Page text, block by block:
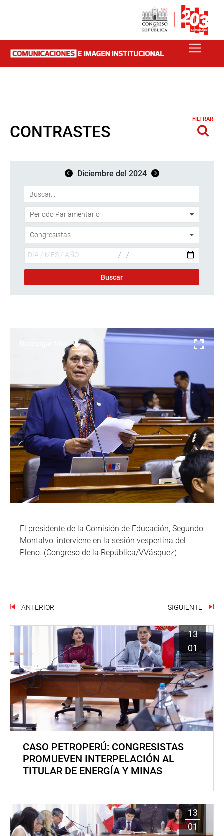
CONTRASTES
FILTRAR
Diciembre del 2024
El presidente de la Comisión de Educación, Segundo
Montalvo, interviene en la sesión vespertina del
Pleno. (Congreso de la República/VVásquez)
ANTERIOR SIGUIENTE
13
01
CASO PETROPERÚ: CONGRESISTAS
PROMUEVEN INTERPELACIÓN AL
TITULAR DE ENERGÍA Y MINAS
13
01